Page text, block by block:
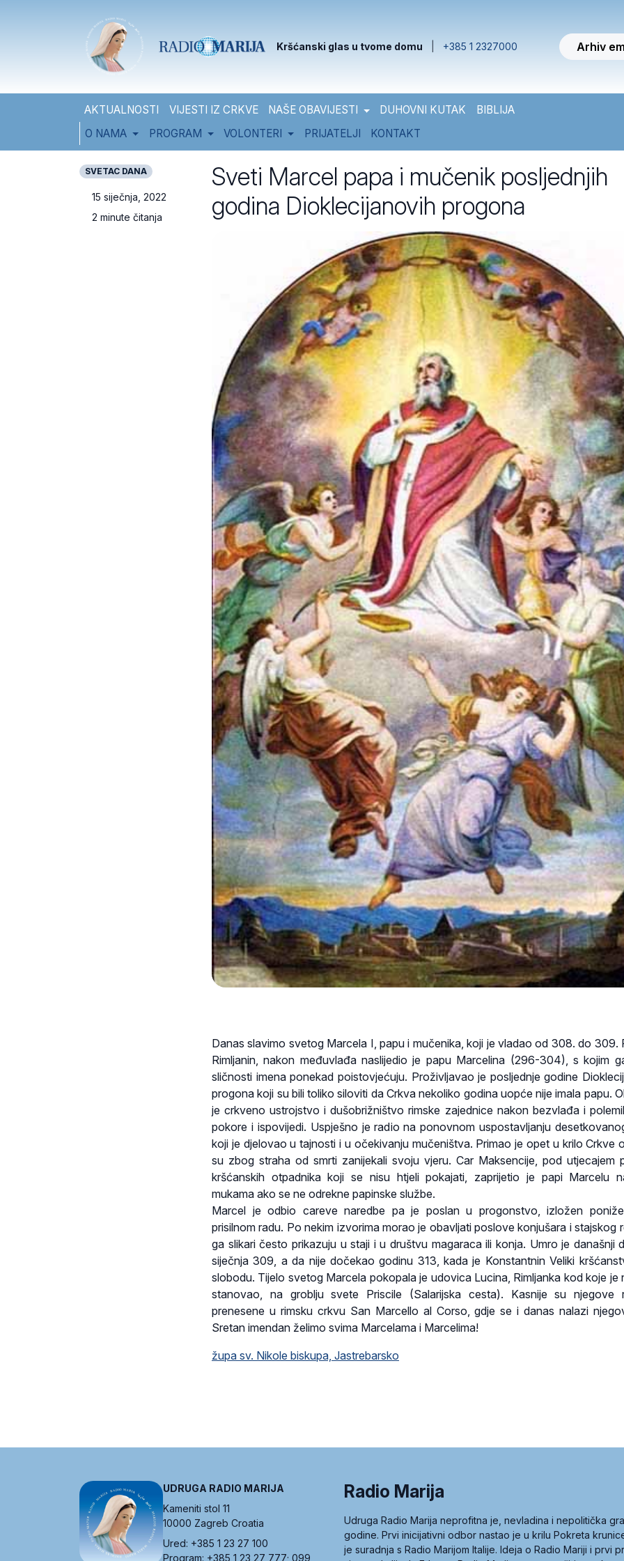
Kršćanski glas u tvome domu +385 1 2327000 Arhiv
AKTUALNOSTI VIJESTI IZ CRKVE NAŠE OBAVIJESTI DUHOVNI KUTAK
BIBLIJA
O NAMA
PROGRAM VOLONTERI PRIJATELJI KONTAKT
SVETAC DANA
15 siječnja, 2022
2 minute čitanja
Sveti Marcel papa i mučenik posljednjih
godina Dioklecijanovih progona
Danas slavimo svetog Marcela I, papu i mučenika, koji je vladao od 308. do 309.
Rimljanin, nakon međuvlađa naslijedio je papu Marcelina (296-304), s kojim
sličnosti imena ponekad poistovjećuju. Proživljavao je posljednje godine
progona koji su bili toliko siloviti da Crkva nekoliko godina uopće nije imala papu.
je crkveno ustrojstvo i dušobrižništvo rimske zajednice nakon bezvlađa i
pokore i ispovijedi. Uspješno je radio na ponovnom uspostavljanju
koji je djelovao u tajnosti i u očekivanju mučeništva. Primao je opet u krilo Crkve
su zbog straha od smrti zanijekali svoju vjeru. Car Maksencije, pod utjecajem
kršćanskih otpadnika koji se nisu htjeli pokajati, zaprijetio je papi Marcelu
mukama ako se ne odrekne papinske službe.
Marcel je odbio careve naredbe pa je poslan u progonstvo, izložen
prisilnom radu. Po nekim izvorima morao je obavljati poslove konjušara i stajskog
ga slikari često prikazuju u staji i u društvu magaraca ili konja. Umro je današnji
siječnja 309, a da nije dočekao godinu 313, kada je Konstantnin Veliki
slobodu. Tijelo svetog Marcela pokopala je udovica Lucina, Rimljanka kod koje je
stanovao, na groblju svete Priscile (Salarijska cesta). Kasnije su njegove
prenesene u rimsku crkvu San Marcello al Corso, gdje se i danas nalazi
Sretan imendan želimo svima Marcelama i Marcelima!
župa sv. Nikole biskupa, Jastrebarsko
UDRUGA RADIO MARIJA
Kameniti stol 11
10000 Zagreb Croatia
Ured: +385 1 23 27 100
Program: +385 1 23 27 777; 099
Radio Marija
Udruga Radio Marija neprofitna je, nevladina i nepolitička
godine. Prvi inicijativni odbor nastao je u krilu Pokreta
je suradnja s Radio Marijom Italije. Ideja o Radio Mariji i prvi